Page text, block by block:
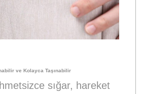
ve Kolayca Taşınabilir
sığar, hareket